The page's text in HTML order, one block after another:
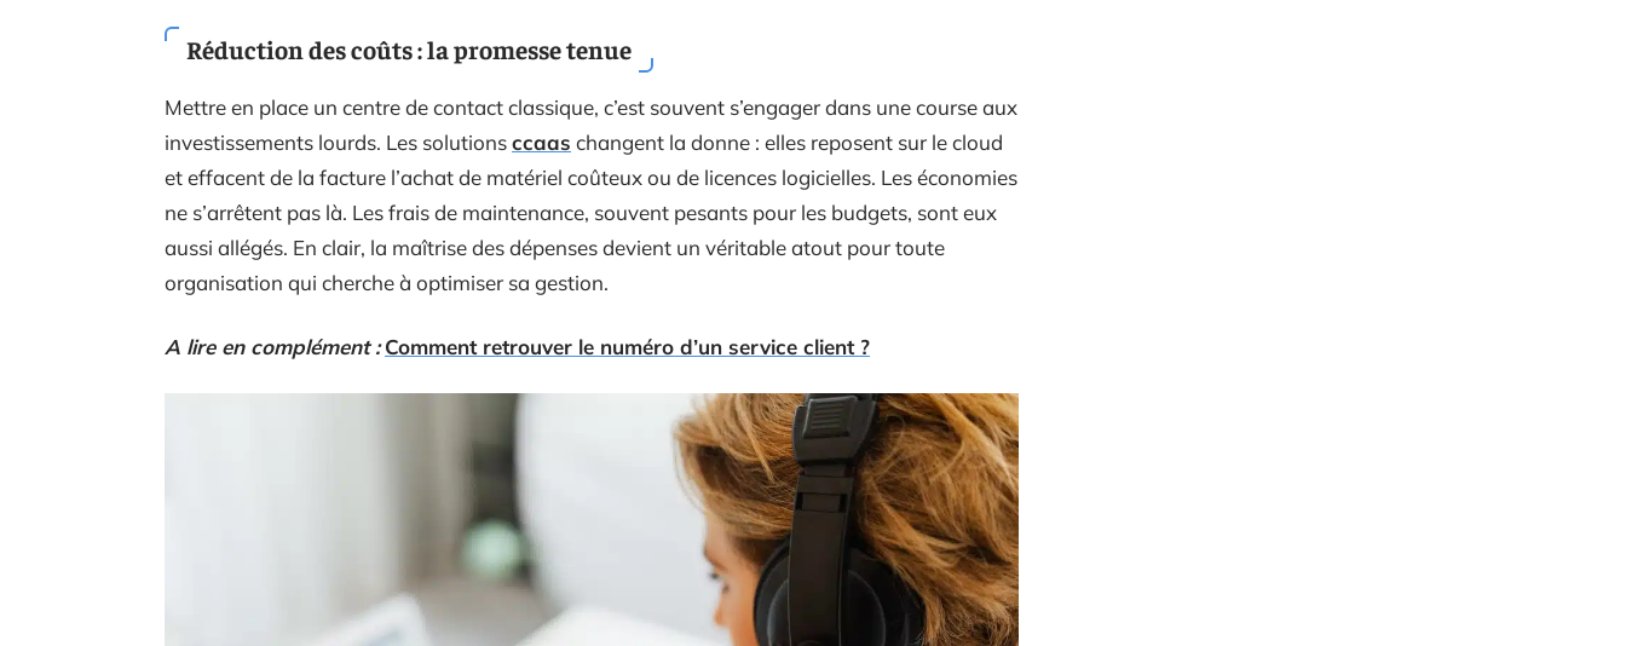
Réduction des coûts : la promesse tenue
Mettre en place un centre de contact classique, c’est souvent s’engager dans une course aux
investissements lourds. Les solutionsccaas changent la donne : elles reposent sur le cloud
et effacent de la facture l’achat de matériel coûteux ou de licences logicielles. Les économies
ne s’arrêtent pas là. Les frais de maintenance, souvent pesants pour les budgets, sont eux
aussi allégés. En clair, la maîtrise des dépenses devient un véritable atout pour toute
organisation qui cherche à optimiser sa gestion.
A lire en complément : Comment retrouver le numéro d’un service client ?